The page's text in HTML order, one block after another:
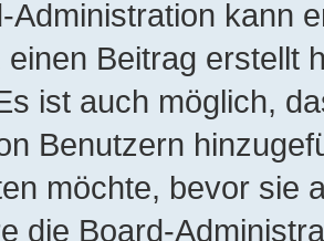
Administration kann
einen Beitrag erstellt
ist auch möglich,
Benutzern
möchte, bevor sie
die Board-